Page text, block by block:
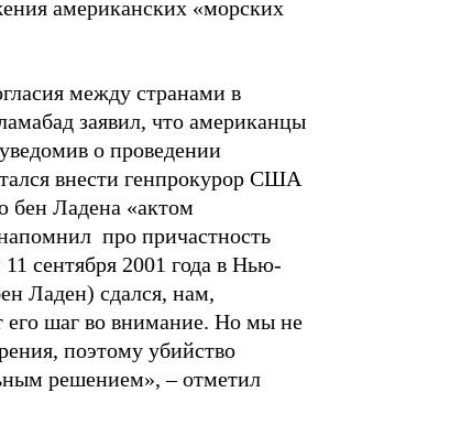
американских «морских
между странами в
заявил, что американцы
о проведении
внести генпрокурор США
бен Ладена «актом
про причастность
сентября 2001 года в Нью-
Ладен) сдался, нам,
его шаг во внимание. Но мы не
поэтому убийство
решением»,–отметил